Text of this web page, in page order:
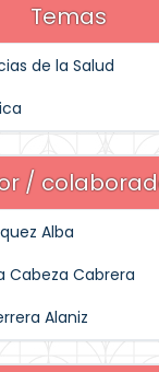
Temas
de la Salud
/
Alba
Cabeza Cabrera
Alaniz